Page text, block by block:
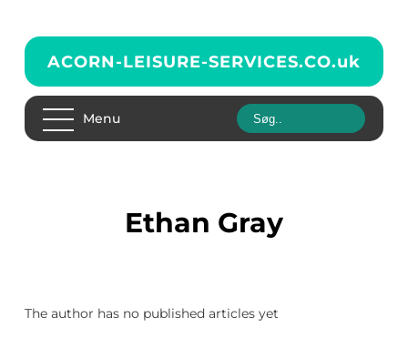
ACORN-LEISURE-SERVICES.CO.uk
Menu
Ethan Gray
The author has no published articles yet